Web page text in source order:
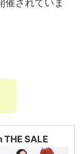
催されていま
SALE